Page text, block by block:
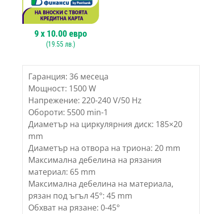
9x 10.00евро
(19.55 лв.)
Гаранция: 36 месеца
Мощност: 1500 W
Напрежение: 220-240 V/50 Hz
Обороти: 5500 min-1
Диаметър на циркулярния диск: 185×20
mm
Диаметър на отвора на триона: 20 mm
Максимална дебелина на рязания
материал: 65 mm
Максимална дебелина на материала,
рязан под ъгъл 45°: 45 mm
Обхват на рязане: 0-45°